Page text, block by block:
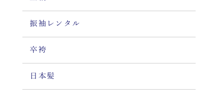
振袖レンタル
卒袴
日本髪